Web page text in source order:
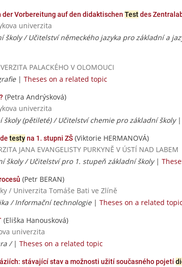
Vorbereitung auf den didaktischen Testdes
univerzita
školy / Učitelství německého jazyka pro základní a
PALACKÉHO V OLOMOUCI
| Theses on a related topic
(Petra Andrýsková)
univerzita
školy (pětileté) / Učitelství chemie pro základní školy|
testyna 1. stupni ZŠ (Viktorie HERMANOVÁ)
JANA EVANGELISTY PURKYNĚ V ÚSTÍ NAD LABEM
školy / Učitelství pro 1. stupeň základní školy|
(Petr BERAN)
/ Univerzita Tomáše Bati ve Zlíně
/ Informační technologie| Theses on a related topic
(Eliška Hanousková)
univerzita
/ | Theses on a related topic
stávající stav a možnosti užití současného pojetí